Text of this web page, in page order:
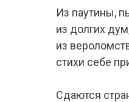
Из паутины,
из долгих
из
стихи себе
Сдаются